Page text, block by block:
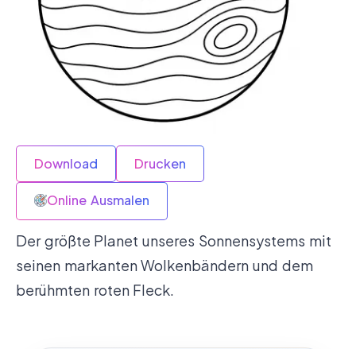
Download Drucken
Online Ausmalen
Der größte Planet unseres Sonnensystems mit
seinen markanten Wolkenbändern und dem
berühmten roten Fleck.